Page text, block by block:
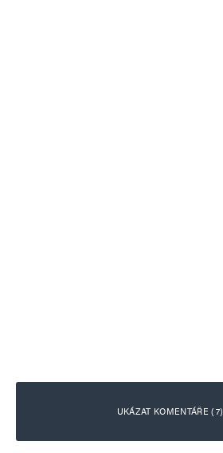
UKÁZAT KOMENTÁŘE (7)